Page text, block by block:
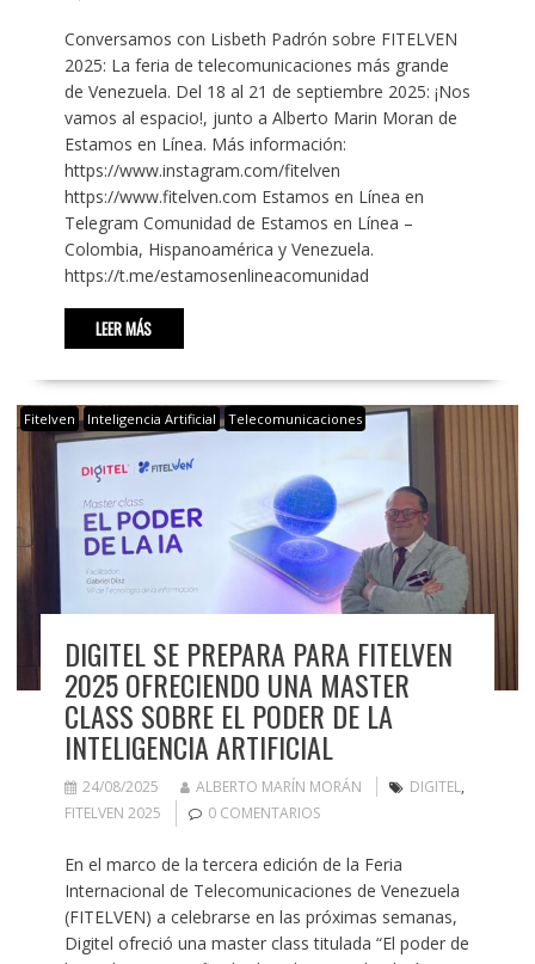
Conversamos con Lisbeth Padrón sobre FITELVEN
2025: La feria de telecomunicaciones más grande
de Venezuela. Del 18 al 21 de septiembre 2025: ¡Nos
vamos al espacio!, junto a Alberto Marin Moran de
Estamos en Línea. Más información:
https://www.instagram.com/fitelven
https://www.fitelven.com Estamos en Línea en
Telegram Comunidad de Estamos en Línea –
Colombia, Hispanoamérica y Venezuela.
https://t.me/estamosenlineacomunidad
LEER MÁS
Fitelven Inteligencia Artificial Telecomunicaciones
DIGITEL SE PREPARA PARA FITELVEN
2025 OFRECIENDO UNA MASTER
CLASS SOBRE EL PODER DE LA
INTELIGENCIA ARTIFICIAL
24/08/2025 ALBERTO MARÍN MORÁN DIGITEL,
FITELVEN 2025
0 COMENTARIOS
En el marco de la tercera edición de la Feria
Internacional de Telecomunicaciones de Venezuela
(FITELVEN) a celebrarse en las próximas semanas,
Digitel ofreció una master class titulada “El poder de